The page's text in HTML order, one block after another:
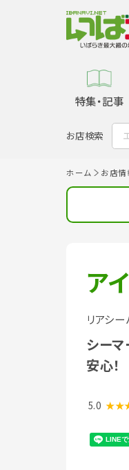
特集・記事
お店検索
ホーム お店
ア
リアシー
シー
安心！
5.0